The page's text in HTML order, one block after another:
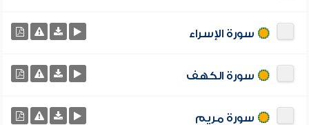
سورة الإسراء
سورة الكهف
سورة مريم